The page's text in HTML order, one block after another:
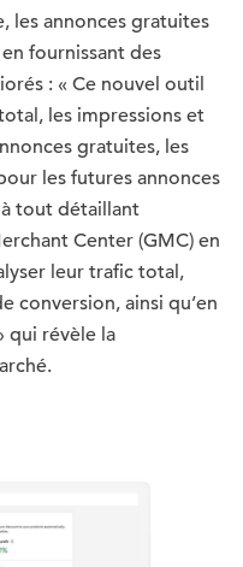
les annonces gratuites
fournissant des
: « Ce nouvel outil
les impressions et
gratuites, les
les futures annonces
tout détaillant
Center (GMC) en
leur trafic total,
conversion, ainsi qu’en
qui révèle la